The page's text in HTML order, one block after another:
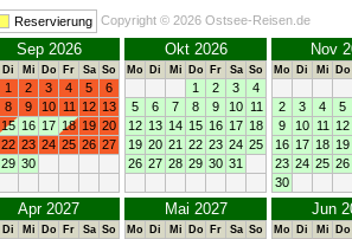
Reservierung Copyright © 2026 Ostsee-Reisen.de
Sep 2026
Di Mi Do Fr Sa So
1 2 3 4 5
6
8 9 10 11 12 13
15 16 17 18 19 20
22 23 24 25 26 27
29 30
Okt 2026
Mo Di Mi Do Fr Sa So
1 2 3
4
5
6 7 8 9 10 11
12 13 14 15 16 17 18
19 20 21 22 23 24 25
26 27 28 29 30 31
Nov
Mo Di Mi Do
2 3 4
5
9
10 11
12
16 17 18 19
23 24 25 26
30
Apr 2027
Di Mi Do Fr Sa So
Mai 2027
Mo Di Mi Do Fr Sa So
Jun
Mo Di Mi Do